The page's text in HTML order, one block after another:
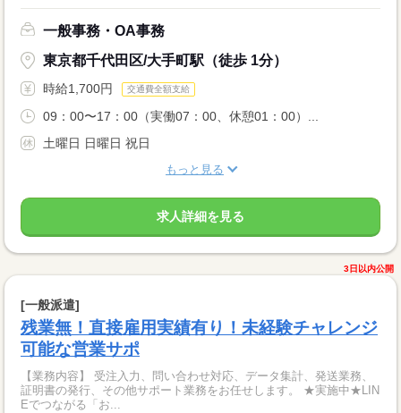
一般事務・OA事務
東京都千代田区/大手町駅（徒歩 1分）
時給1,700円 交通費全額支給
09：00〜17：00（実働07：00、休憩01：00）...
土曜日 日曜日 祝日
もっと見る
求人詳細を見る
3日以内公開
[一般派遣]
残業無！直接雇用実績有り！未経験チャレンジ
可能な営業サポ
【業務内容】 受注入力、問い合わせ対応、データ集計、発送業務、
証明書の発行、その他サポート業務をお任せします。 ★実施中★LIN
Eでつながる「お...